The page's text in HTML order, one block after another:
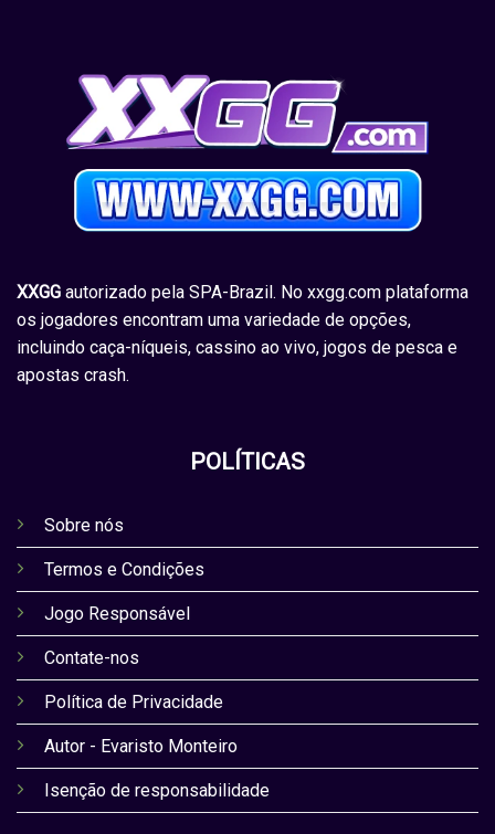
XXGG autorizado pela SPA-Brazil. No xxgg.com plataforma
os jogadores encontram uma variedade de opções,
incluindo caça-níqueis, cassino ao vivo, jogos de pesca e
apostas crash.
POLÍTICAS
Sobre nós
Termos e Condições
Jogo Responsável
Contate-nos
Política de Privacidade
Autor - Evaristo Monteiro
Isenção de responsabilidade